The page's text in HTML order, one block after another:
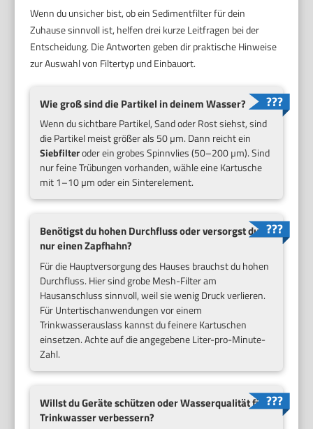
Wenn du unsicher bist, ob ein Sedimentfilter für dein
Zuhause sinnvoll ist, helfen drei kurze Leitfragen bei der
Entscheidung. Die Antworten geben dir praktische Hinweise
zur Auswahl von Filtertyp und Einbauort.
Wie groß sind die Partikel in deinem Wasser?
Wenn du sichtbare Partikel, Sand oder Rost siehst, sind
die Partikel meist größer als 50 µm. Dann reicht ein
Siebfilteroder ein grobes Spinnvlies (50–200 µm). Sind
nur feine Trübungen vorhanden, wähle eine Kartusche
mit 1–10 µm oder ein Sinterelement.
Benötigst du hohen Durchfluss oder versorgst du
nur einen Zapfhahn?
Für die Hauptversorgung des Hauses brauchst du hohen
Durchfluss. Hier sind grobe Mesh-Filter am
Hausanschluss sinnvoll, weil sie wenig Druck verlieren.
Für Untertischanwendungen vor einem
Trinkwasserauslass kannst du feinere Kartuschen
einsetzen. Achte auf die angegebene Liter-pro-Minute-
Zahl.
Willst du Geräte schützen oder Wasserqualität für
Trinkwasser verbessern?